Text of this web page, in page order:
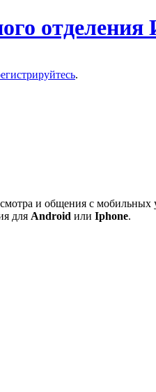
.
и общения с
для Android или Iphone.